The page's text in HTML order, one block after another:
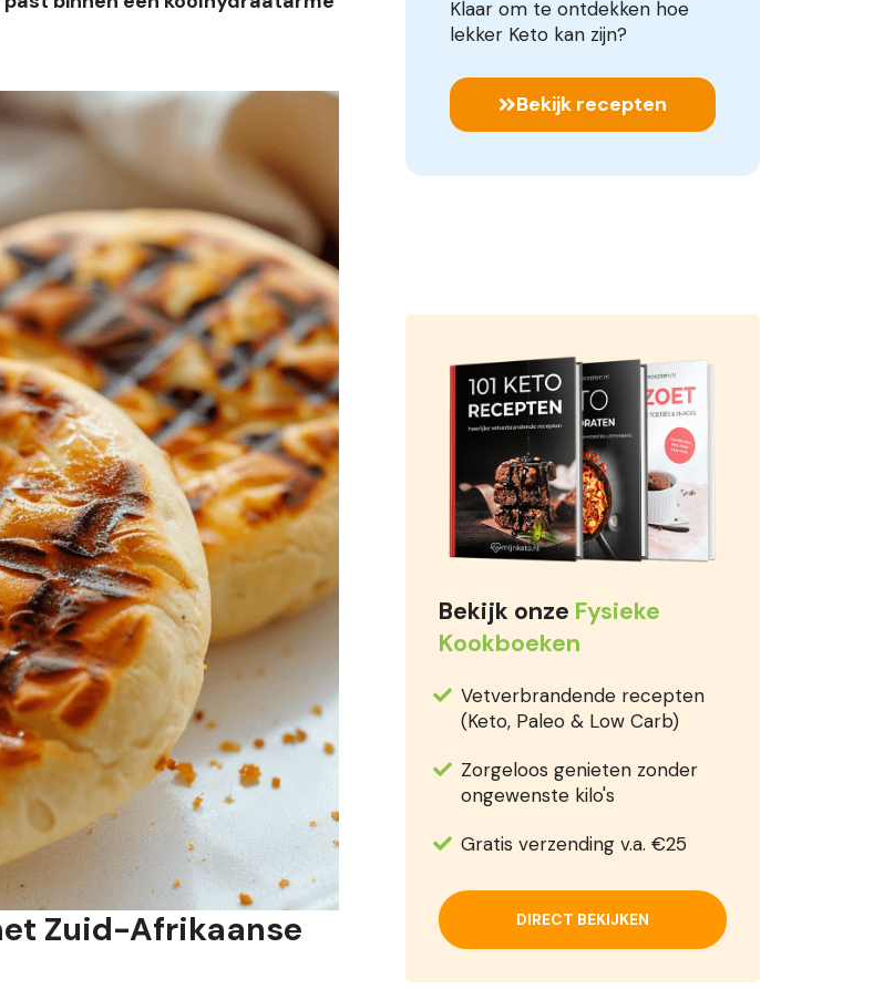
Zuid-Afrikaanse
Klaar om te ontdekken hoe
lekker Keto kan zijn?
Bekijk recepten
Bekijk onze Fysieke
Kookboeken
Vetverbrandende recepten
(Keto, Paleo & Low Carb)
Zorgeloos genieten zonder
ongewenste kilo's
Gratis verzending v.a. €25
DIRECT BEKIJKEN